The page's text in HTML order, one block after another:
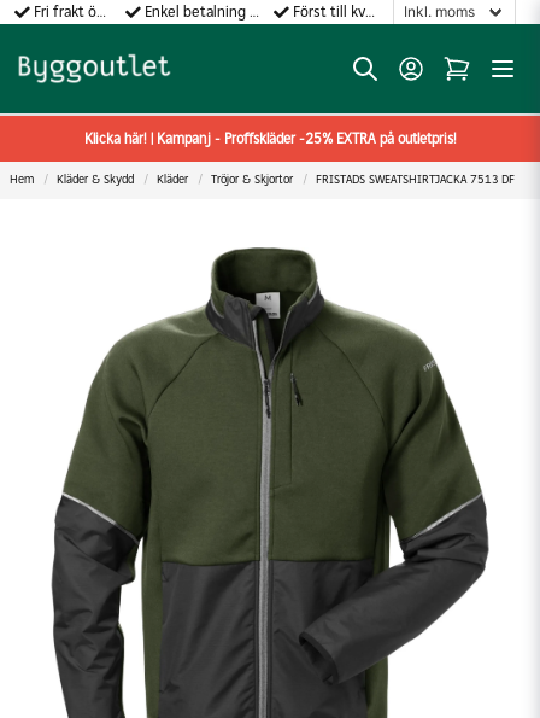
Fri frakt över 499:- Enkel betalning med Klarna Först till kvarn gäller!
Klicka här! | Kampanj - Proffskläder -25% EXTRA på outletpris!
Hem Kläder & Skydd Kläder Tröjor & Skjortor FRISTADS SWEATSHIRTJACKA 7513 DF